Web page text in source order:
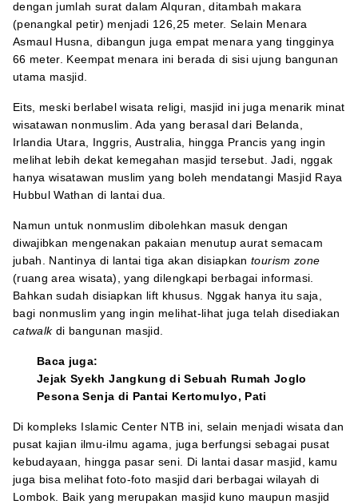
dengan jumlah surat dalam Alquran, ditambah makara
(penangkal petir) menjadi 126,25 meter. Selain Menara
Asmaul Husna, dibangun juga empat menara yang tingginya
66 meter. Keempat menara ini berada di sisi ujung bangunan
utama masjid.
Eits, meski berlabel wisata religi, masjid ini juga menarik minat
wisatawan nonmuslim. Ada yang berasal dari Belanda,
Irlandia Utara, Inggris, Australia, hingga Prancis yang ingin
melihat lebih dekat kemegahan masjid tersebut. Jadi, nggak
hanya wisatawan muslim yang boleh mendatangi Masjid Raya
Hubbul Wathan di lantai dua.
Namun untuk nonmuslim dibolehkan masuk dengan
diwajibkan mengenakan pakaian menutup aurat semacam
jubah. Nantinya di lantai tiga akan disiapkantourism zone
(ruang area wisata), yang dilengkapi berbagai informasi.
Bahkan sudah disiapkan lift khusus. Nggak hanya itu saja,
bagi nonmuslim yang ingin melihat-lihat juga telah disediakan
catwalkdi bangunan masjid.
Baca juga:
Jejak Syekh Jangkung di Sebuah Rumah Joglo
Pesona Senja di Pantai Kertomulyo, Pati
Di kompleks Islamic Center NTB ini, selain menjadi wisata dan
pusat kajian ilmu-ilmu agama, juga berfungsi sebagai pusat
kebudayaan, hingga pasar seni. Di lantai dasar masjid, kamu
juga bisa melihat foto-foto masjid dari berbagai wilayah di
Lombok. Baik yang merupakan masjid kuno maupun masjid